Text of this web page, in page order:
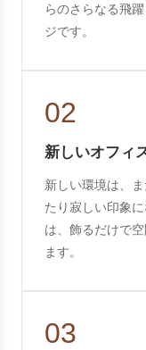
らのさらなる飛
ジです。
02
新しいオフィ
新しい環境は、
たり寂しい印象
は、飾るだけで
ます。
03